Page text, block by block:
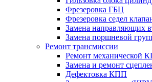
Фрезеровка ГБЦ
Фрезеровка седел
Замена направляющих
Замена поршневой
Ремонт трансмиссии
Ремонт механической
Замена и ремонт
Дефектовка КПП